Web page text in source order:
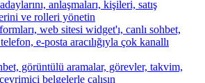
anlaşmaları, kişileri, satış
ve rolleri yönetin
web sitesi widget'ı, canlı sohbet,
e-posta aracılığıyla çok kanallı
görüntülü aramalar, görevler, takvim,
belgelerle çalışın